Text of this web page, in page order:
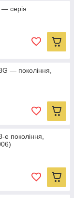
серія
— покоління,
покоління,